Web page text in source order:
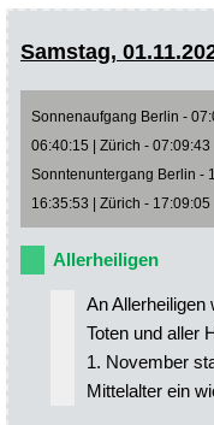
Samstag,
Sonnenaufgang Berlin -
06:40:15 | Zürich - 07:09:43
Sonntenuntergang Berlin -
16:35:53 | Zürich - 17:09:05
Allerheiligen
An Allerheiligen
Toten und aller
1. November
Mittelalter ein